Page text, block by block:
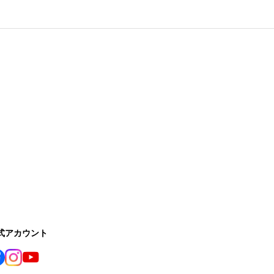
アカウント